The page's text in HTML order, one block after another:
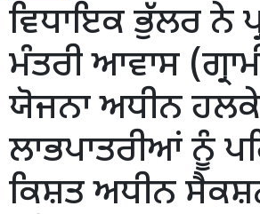
ਵਿਧਾਇਕ ਭੁੱਲਰ ਨੇ
ਮੰਤਰੀ ਆਵਾਸ
ਯੋਜਨਾ ਅਧੀਨ
ਲਾਭਪਾਤਰੀਆਂ ਨੂੰ
ਕਿਸ਼ਤ ਅਧੀਨ